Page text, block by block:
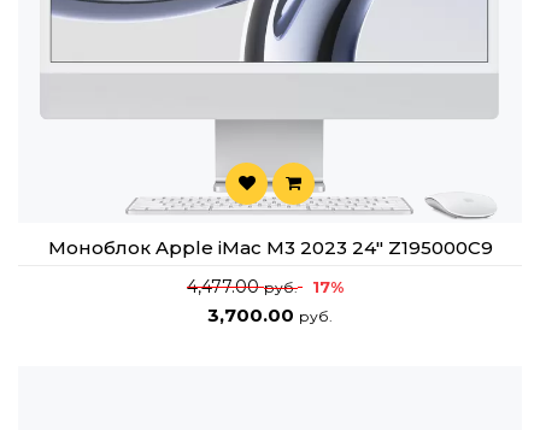
Моноблок Apple iMac M3 2023 24" Z195000C9
4,477.00руб. 17%
3,700.00 руб.